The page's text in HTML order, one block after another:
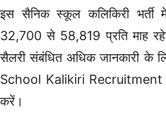
इस सैनिक स्कूल कलिकिरी भर्ती
32,700 से 58,819 प्रति माह
सैलरी संबंधित अधिक जानकारी के
School Kalikiri
करें।